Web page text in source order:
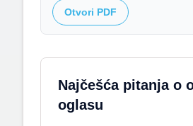
Otvori PDF
Najčešća pitanja o
oglasu